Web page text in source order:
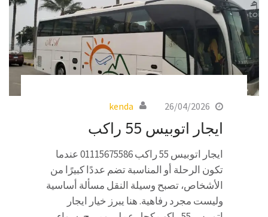
26/04/2026
kenda
ايجار اتوبيس 55 راكب
ايجار اتوبيس 55 راكب 01115675586 عندما
تكون الرحلة أو المناسبة تضم عددًا كبيرًا من
الأشخاص، تصبح وسيلة النقل مسألة أساسية
وليست مجرد رفاهية. هنا يبرز خيار ايجار